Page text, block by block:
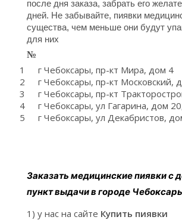
после дня заказа, забрать его
дней. Не забывайте, пиявки
существа, чем меньше они будут
для них
№
1
г Чебоксары, пр-кт Мира, дом 4
2
г Чебоксары, пр-кт Московский,
3
г Чебоксары, пр-кт
4
г Чебоксары, ул Гагарина, дом
5
г Чебоксары, ул Декабристов,
Заказать медицинские пиявки с
пункт выдачи в городе
1) у нас на сайте Купить пиявки